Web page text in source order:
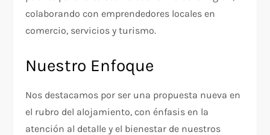
colaborando con emprendedores locales en
comercio, servicios y turismo.
Nuestro Enfoque
Nos destacamos por ser una propuesta nueva en
el rubro del alojamiento, con énfasis en la
atención al detalle y el bienestar de nuestros